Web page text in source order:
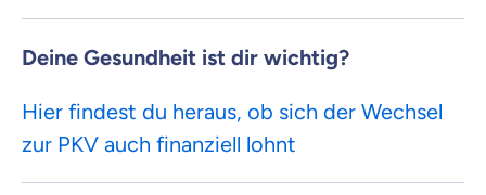
Deine Gesundheit ist dir wichtig?
Hier findest du heraus, ob sich der Wechsel
zur PKV auch finanziell lohnt